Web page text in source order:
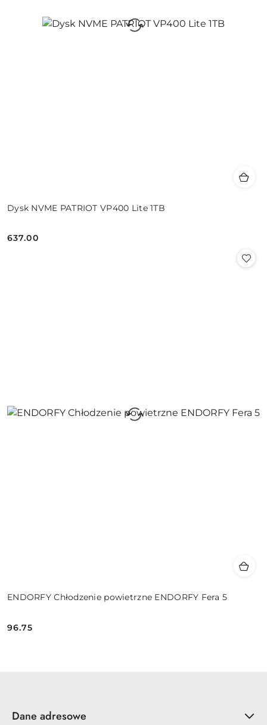
Dysk NVME PATRIOT VP400 Lite 1TB
Cena:
637.00
ENDORFY Chłodzenie powietrzne ENDORFY Fera 5
Cena:
96.75
Dane adresowe